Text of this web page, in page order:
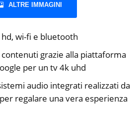
ALTRE IMMAGINI
wi-fi e bluetooth
grazie alla piattaforma
per un tv 4k uhd
audio integrati realizzati da
regalare una vera esperienza